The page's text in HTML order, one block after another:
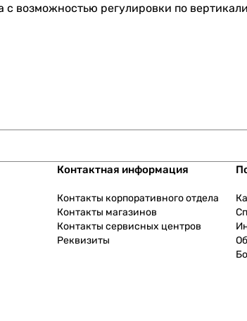
с возможностью регулировки по
Контактная информация
Контакты корпоративного отдела
Контакты магазинов
Контакты сервисных центров
Реквизиты